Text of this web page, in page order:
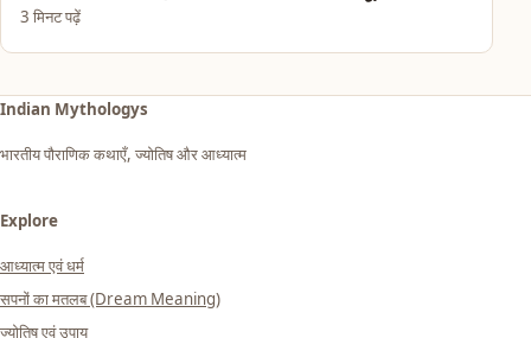
3 मिनट पढ़ें
Indian Mythologys
भारतीय पौराणिक कथाएँ, ज्योतिष और आध्यात्म
Explore
आध्यात्म एवं धर्म
सपनों का मतलब (Dream Meaning)
ज्योतिष एवं उपाय